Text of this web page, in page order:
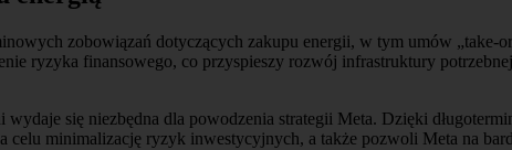
zobowiązań dotyczących zakupu energii, w tym umów
ryzyka finansowego, co przyspieszy rozwój infrastruktury
wydaje się niezbędna dla powodzenia strategii Meta. Dzięki
celu minimalizację ryzyk inwestycyjnych, a także pozwoli Meta na